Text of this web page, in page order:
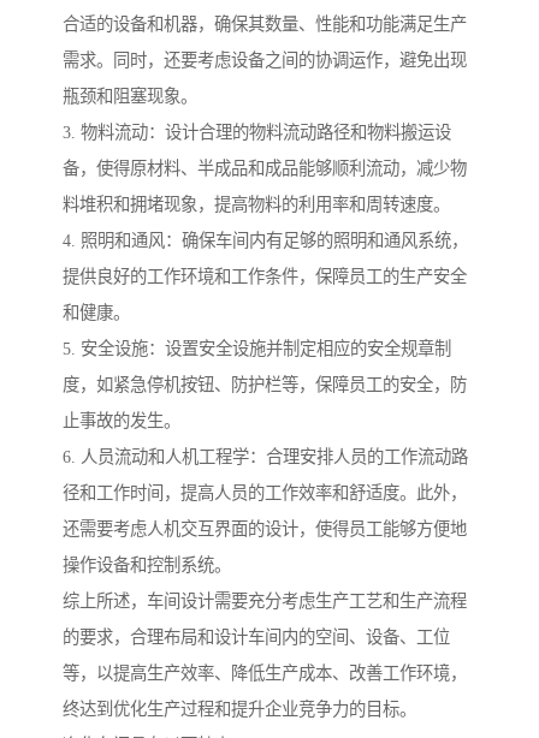
合适的设备和机器，确保其数量、性能和功能满足生产
需求。同时，还要考虑设备之间的协调运作，避免出现
瓶颈和阻塞现象。
3. 物料流动：设计合理的物料流动路径和物料搬运设
备，使得原材料、半成品和成品能够顺利流动，减少物
料堆积和拥堵现象，提高物料的利用率和周转速度。
4. 照明和通风：确保车间内有足够的照明和通风系统，
提供良好的工作环境和工作条件，保障员工的生产安全
和健康。
5. 安全设施：设置安全设施并制定相应的安全规章制
度，如紧急停机按钮、防护栏等，保障员工的安全，防
止事故的发生。
6. 人员流动和人机工程学：合理安排人员的工作流动路
径和工作时间，提高人员的工作效率和舒适度。此外，
还需要考虑人机交互界面的设计，使得员工能够方便地
操作设备和控制系统。
综上所述，车间设计需要充分考虑生产工艺和生产流程
的要求，合理布局和设计车间内的空间、设备、工位
等，以提高生产效率、降低生产成本、改善工作环境，
终达到优化生产过程和提升企业竞争力的目标。